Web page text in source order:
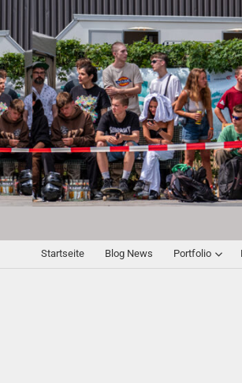
Startseite Blog News Portfolio